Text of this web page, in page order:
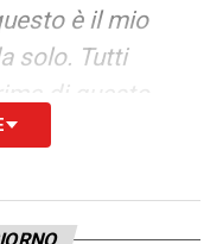
è il mio
solo. Tutti
di questo
qui perchè gli
crescere, è